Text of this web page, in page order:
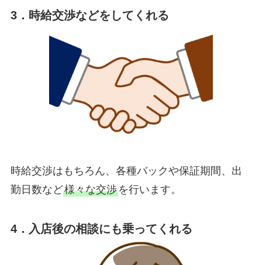
3．時給交渉などをしてくれる
時給交渉はもちろん、各種バックや保証期間、出
勤日数など様々な交渉を行います。
4．入店後の相談にも乗ってくれる